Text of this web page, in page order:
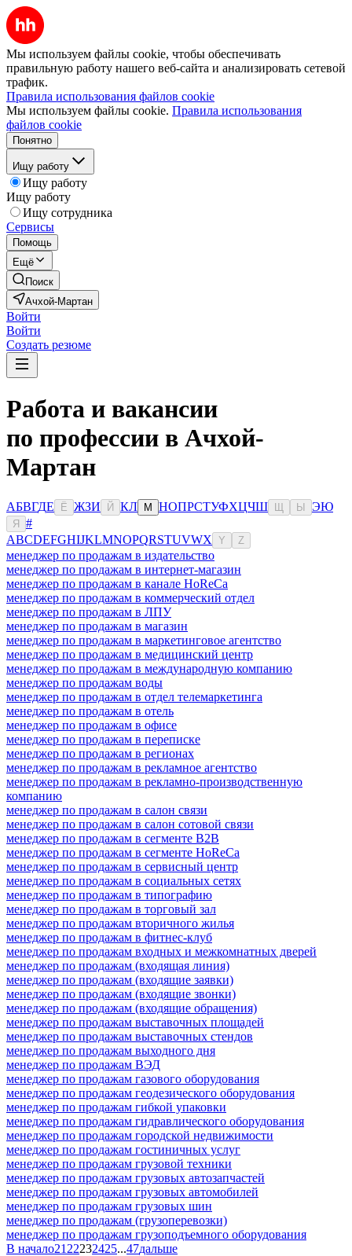
Мы используем файлы cookie, чтобы обеспечивать
правильную работу нашего веб-сайта и анализировать сетевой
трафик.
Правила использования файлов cookie
Мы используем файлы cookie. Правила использования
файлов cookie
Понятно
Ищу работу
Ищу работу
Ищу работу
Ищу сотрудника
Сервисы
Помощь
Ещё
Поиск
Ачхой-Мартан
Войти
Войти
Создать резюме
Работа и вакансии
по профессии в Ачхой-
Мартан
АБВГДЕ Ё ЖЗИ Й КЛ М НОПРСТУФХЦЧШ Ы ЭЮ
Я
#
ABCDEFGHIJKLMNOPQRSTUVWX Y Z
менеджер по продажам в издательство
менеджер по продажам в интернет-магазин
менеджер по продажам в канале HoReCa
менеджер по продажам в коммерческий отдел
менеджер по продажам в ЛПУ
менеджер по продажам в магазин
менеджер по продажам в маркетинговое агентство
менеджер по продажам в медицинский центр
менеджер по продажам в международную компанию
менеджер по продажам воды
менеджер по продажам в отдел телемаркетинга
менеджер по продажам в отель
менеджер по продажам в офисе
менеджер по продажам в переписке
менеджер по продажам в регионах
менеджер по продажам в рекламное агентство
менеджер по продажам в рекламно-производственную
компанию
менеджер по продажам в салон связи
менеджер по продажам в салон сотовой связи
менеджер по продажам в сегменте B2B
менеджер по продажам в сегменте HoReCa
менеджер по продажам в сервисный центр
менеджер по продажам в социальных сетях
менеджер по продажам в типографию
менеджер по продажам в торговый зал
менеджер по продажам вторичного жилья
менеджер по продажам в фитнес-клуб
менеджер по продажам входных и межкомнатных дверей
менеджер по продажам (входящая линия)
менеджер по продажам (входящие заявки)
менеджер по продажам (входящие звонки)
менеджер по продажам (входящие обращения)
менеджер по продажам выставочных площадей
менеджер по продажам выставочных стендов
менеджер по продажам выходного дня
менеджер по продажам ВЭД
менеджер по продажам газового оборудования
менеджер по продажам геодезического оборудования
менеджер по продажам гибкой упаковки
менеджер по продажам гидравлического оборудования
менеджер по продажам городской недвижимости
менеджер по продажам гостиничных услуг
менеджер по продажам грузовой техники
менеджер по продажам грузовых автозапчастей
менеджер по продажам грузовых автомобилей
менеджер по продажам грузовых шин
менеджер по продажам (грузоперевозки)
менеджер по продажам грузоподъемного оборудования
В начало21 22232425...47дальше